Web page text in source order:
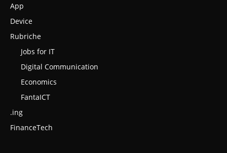
App
Device
Rubriche
Jobs for IT
Digital Communication
Economics
FantaICT
.ing
FinanceTech